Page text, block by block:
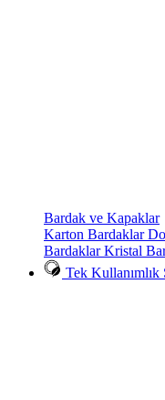
Bardak ve Kapaklar
Karton Bardaklar
BardaklarKristal
Tek